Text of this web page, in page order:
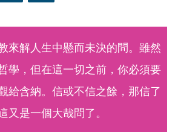
來解人生中懸而未決的問。雖然
學，但在這一切之前，你必須要
給含納。信或不信之餘，那信了
又是一個大哉問了。